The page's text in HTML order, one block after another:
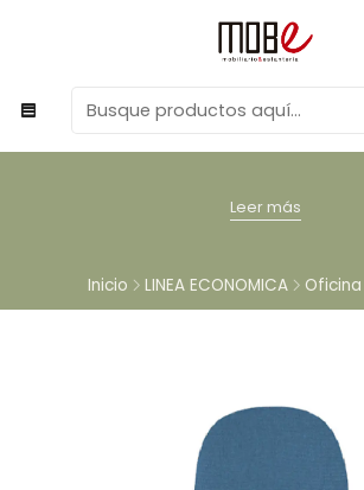
Leer más
Inicio LINEA ECONOMICA Oficina